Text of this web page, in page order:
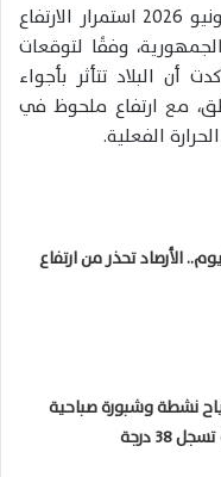
الأربعاء 3 يونيو 2026 استمرار الارتفاع
وفقًا لتوقعات
أن البلاد تتأثر بأجواء
مع ارتفاع ملحوظ في
الفعلية.
الأرصاد تحذر من ارتفاع
نشطة وشبورة صباحية
38 درجة